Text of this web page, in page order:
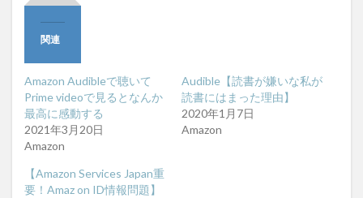
関連
Amazon Audibleで聴いて
Prime videoで見るとなんか
最高に感動する
2021年3月20日
Amazon
Audible【読書が嫌いな私が
読書にはまった理由】
2020年1月7日
Amazon
【Amazon Services Japan重
要！Amaz on ID情報問題】